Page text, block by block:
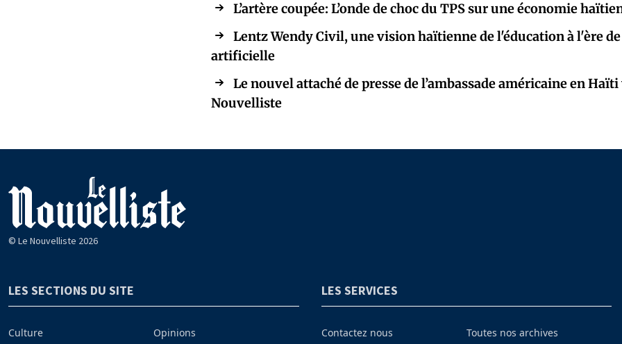
L’artère coupée: L’onde de choc du TPS sur une économie
Lentz Wendy Civil, une vision haïtienne de l'éducation à l'ère
artificielle
Le nouvel attaché de presse de l’ambassade américaine en
Nouvelliste
© Le Nouvelliste 2026
LES SECTIONS DU SITE
Culture
Opinions
LES SERVICES
Contactez nous
Toutes nos archives